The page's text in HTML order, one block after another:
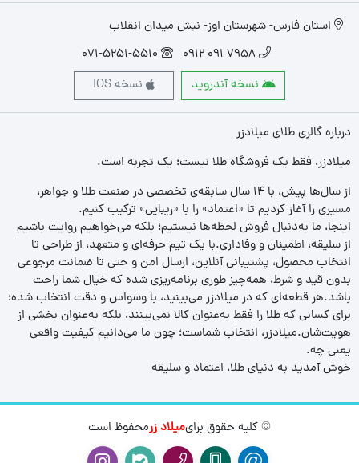
استان فارس- شهرستان اوز- نبش میدان انقلاب
7958 091 0912
071-5251-5510
نسخه آندروید
نسخه IOS
درباره گالری طلای میلادزر
میلادزر، فقط یک فروشگاه طلا نیست؛ یک تجربه‌ است.
از سال‌ها پیش، با ۱۴ سال سابقه‌ی تخصصی در صنعت طلا و جواهر،
مسیری را آغاز کردیم تا «اعتماد» را با «زیبایی» ترکیب کنیم.
اینجا، ما به‌دنبال فروش لحظه‌ها نیستیم؛ بلکه می‌خواهیم روایت باشیم
از سلیقه، اطمینان و وفاداری.با یک تیم حرفه‌ای و متعهد، از طراحی تا
انتخاب محصول، پشتیبانی آنلاین، ارسال امن و حتی تا ضمانت مرجوعی
بدون قید و شرط، همه‌چیز طوری برنامه‌ریزی شده که خیال شما راحت
باشد.هر قطعه‌ای که در میلادزر می‌بینید، با وسواس و دقت انتخاب شده؛
برای کسانی که طلا را فقط به‌عنوان کالا نمی‌بینند، بلکه به‌عنوان بخشی از
هویت‌شان.میلادزر، انتخاب شماست؛ چون ما می‌دانیم کیفیت واقعی
یعنی چه.
خوش آمدید به دنیای طلا، اعتماد و سلیقه
© کلیه حقوق برایمیلاد زرمحفوظ است